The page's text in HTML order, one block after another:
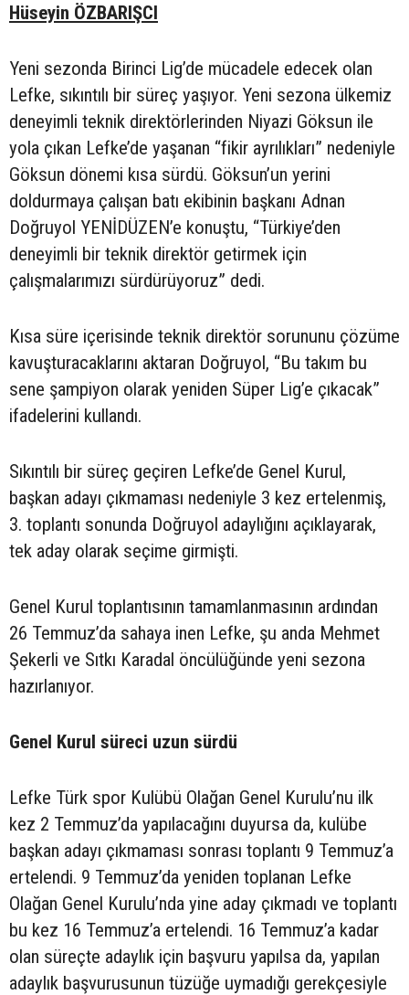
Hüseyin ÖZBARIŞCI
Yeni sezonda Birinci Lig’de mücadele edecek olan
Lefke, sıkıntılı bir süreç yaşıyor. Yeni sezona ülkemiz
deneyimli teknik direktörlerinden Niyazi Göksun ile
yola çıkan Lefke’de yaşanan “fikir ayrılıkları” nedeniyle
Göksun dönemi kısa sürdü. Göksun’un yerini
doldurmaya çalışan batı ekibinin başkanı Adnan
Doğruyol YENİDÜZEN’e konuştu, “Türkiye’den
deneyimli bir teknik direktör getirmek için
çalışmalarımızı sürdürüyoruz” dedi.
Kısa süre içerisinde teknik direktör sorununu çözüme
kavuşturacaklarını aktaran Doğruyol, “Bu takım bu
sene şampiyon olarak yeniden Süper Lig’e çıkacak”
ifadelerini kullandı.
Sıkıntılı bir süreç geçiren Lefke’de Genel Kurul,
başkan adayı çıkmaması nedeniyle 3 kez ertelenmiş,
3. toplantı sonunda Doğruyol adaylığını açıklayarak,
tek aday olarak seçime girmişti.
Genel Kurul toplantısının tamamlanmasının ardından
26 Temmuz’da sahaya inen Lefke, şu anda Mehmet
Şekerli ve Sıtkı Karadal öncülüğünde yeni sezona
hazırlanıyor.
Genel Kurul süreci uzun sürdü
Lefke Türk spor Kulübü Olağan Genel Kurulu’nu ilk
kez 2 Temmuz’da yapılacağını duyursa da, kulübe
başkan adayı çıkmaması sonrası toplantı 9 Temmuz’a
ertelendi. 9 Temmuz’da yeniden toplanan Lefke
Olağan Genel Kurulu’nda yine aday çıkmadı ve toplantı
bu kez 16 Temmuz’a ertelendi. 16 Temmuz’a kadar
olan süreçte adaylık için başvuru yapılsa da, yapılan
adaylık başvurusunun tüzüğe uymadığı gerekçesiyle